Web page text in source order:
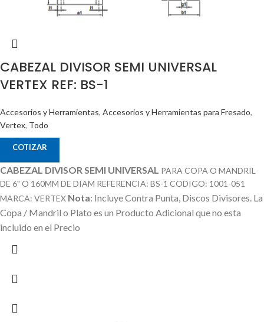
CABEZAL DIVISOR SEMI UNIVERSAL
VERTEX REF: BS-1
Accesorios y Herramientas, Accesorios y Herramientas para Fresado,
Vertex, Todo
COTIZAR
CABEZAL DIVISOR SEMI UNIVERSAL PARA COPA O MANDRIL
DE 6" O 160MM DE DIAM REFERENCIA: BS-1 CODIGO: 1001-051
MARCA: VERTEX Nota: Incluye Contra Punta, Discos Divisores. La
Copa / Mandril o Plato es un Producto Adicional que no esta
incluido en el Precio